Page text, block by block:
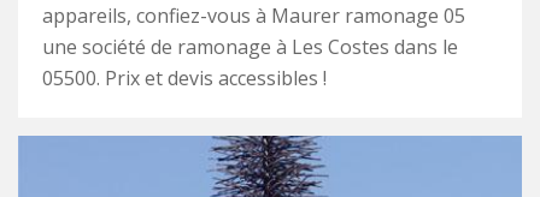
appareils, confiez-vous à Maurer ramonage 05
une société de ramonage à Les Costes dans le
05500. Prix et devis accessibles !